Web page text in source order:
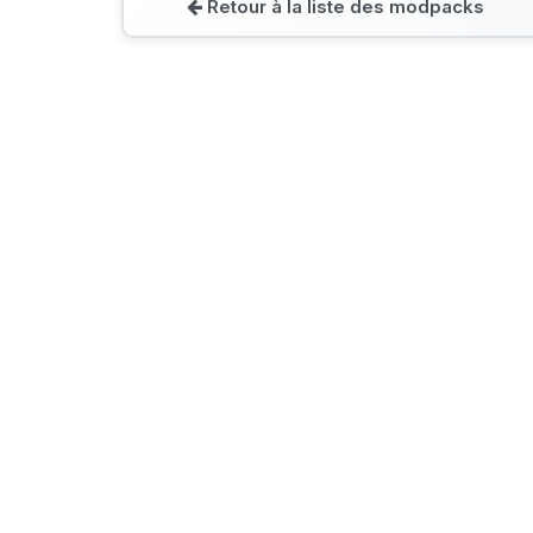
Retour à la liste des modpacks